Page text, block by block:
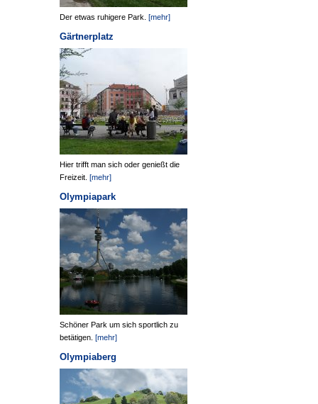
Der etwas ruhigere Park. [mehr]
Gärtnerplatz
Hier trifft man sich oder genießt die
Freizeit. [mehr]
Olympiapark
Schöner Park um sich sportlich zu
betätigen. [mehr]
Olympiaberg